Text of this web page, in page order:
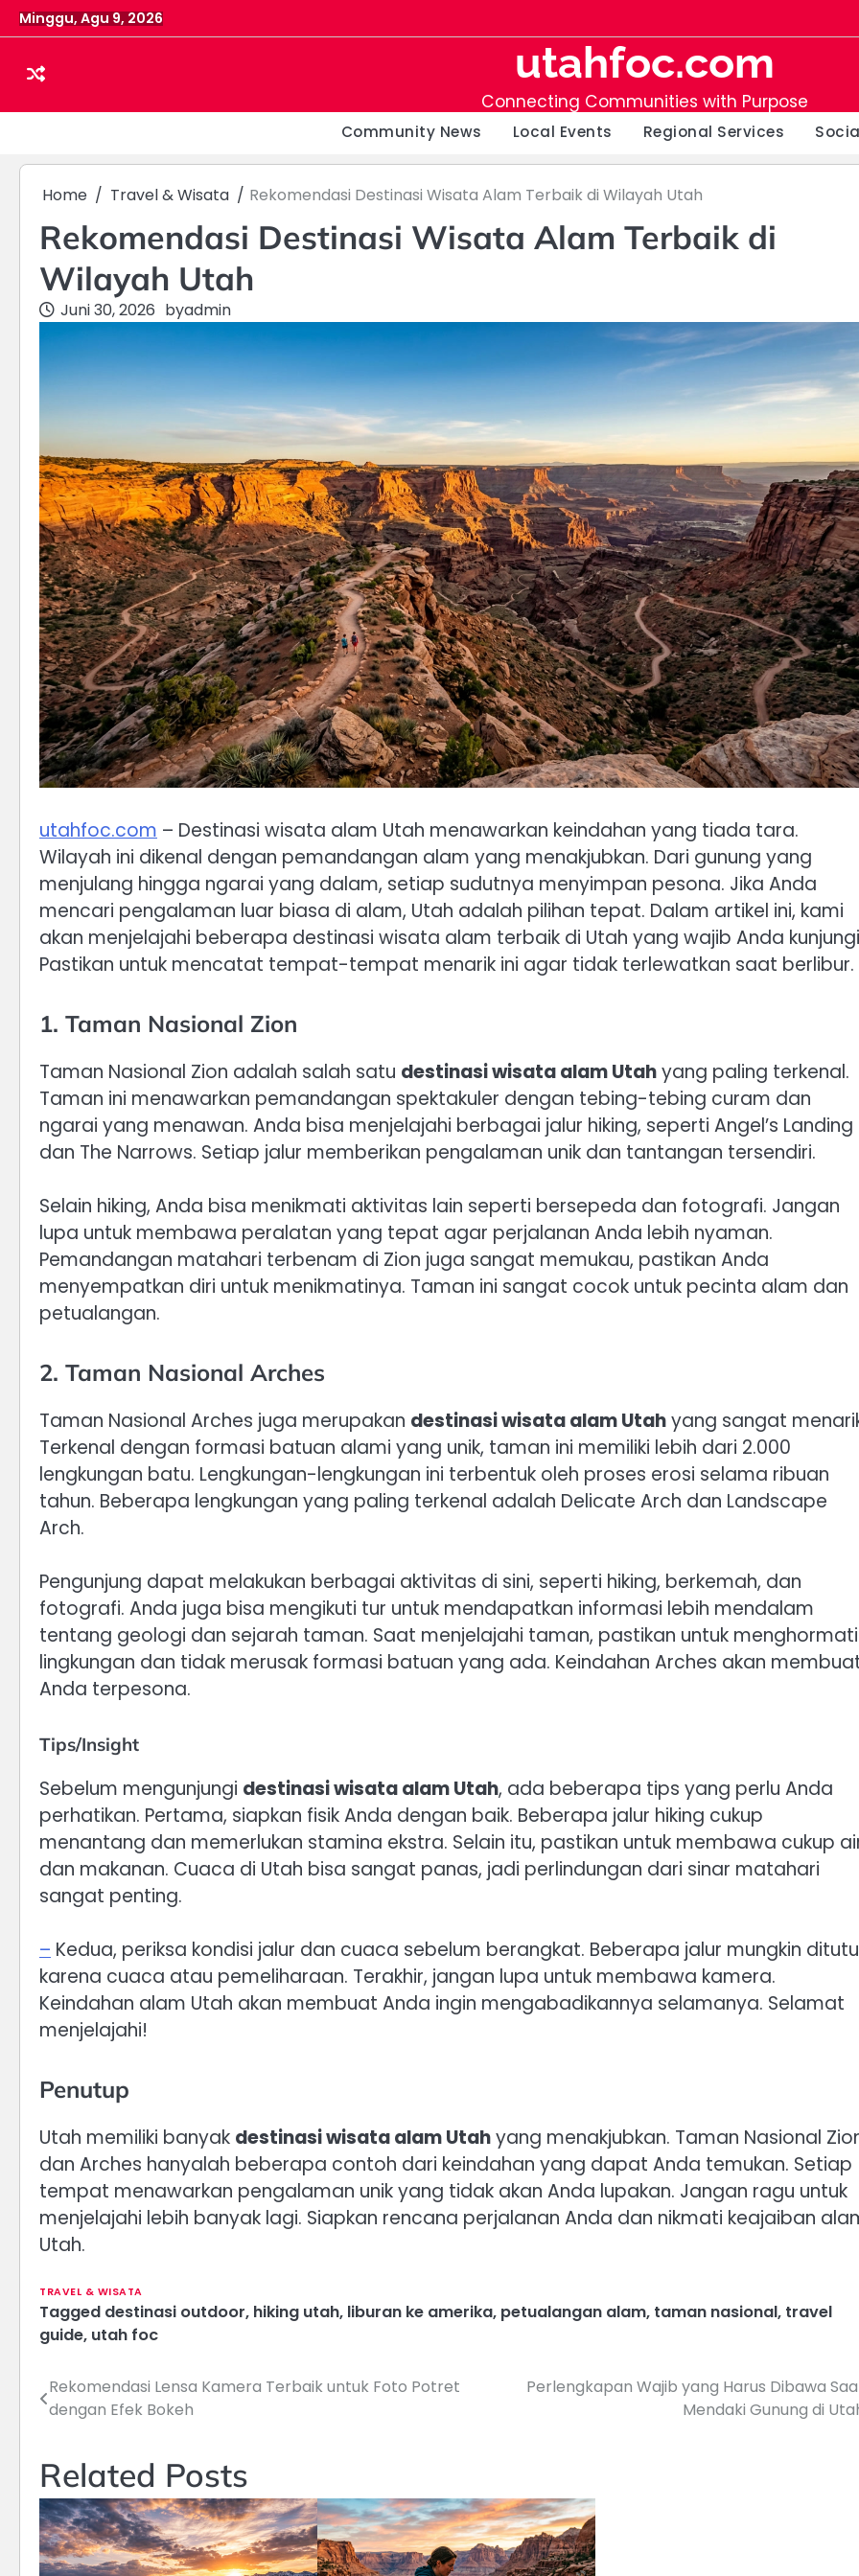
Skip
to
Minggu, Agu 9, 2026
utahfoc.com
Connecting Communities with Purpose
Community News Local Events Regional Services
Home Travel & Wisata Rekomendasi Destinasi Wisata Alam Terbaik di Wilayah Utah
Rekomendasi Destinasi Wisata Alam Terbaik di
Wilayah Utah
Juni 30, 2026 byadmin
utahfoc.com – Destinasi wisata alam Utah menawarkan keindahan yang tiada tara.
Wilayah ini dikenal dengan pemandangan alam yang menakjubkan. Dari gunung yang
menjulang hingga ngarai yang dalam, setiap sudutnya menyimpan pesona. Jika Anda
mencari pengalaman luar biasa di alam, Utah adalah pilihan tepat. Dalam artikel ini, kami
akan menjelajahi beberapa destinasi wisata alam terbaik di Utah yang wajib Anda
Pastikan untuk mencatat tempat-tempat menarik ini agar tidak terlewatkan saat berlibur.
1. Taman Nasional Zion
Taman Nasional Zion adalah salah satu destinasi wisata alam Utahyang paling terkenal.
Taman ini menawarkan pemandangan spektakuler dengan tebing-tebing curam dan
ngarai yang menawan. Anda bisa menjelajahi berbagai jalur hiking, seperti Angel’s Landing
dan The Narrows. Setiap jalur memberikan pengalaman unik dan tantangan tersendiri.
Selain hiking, Anda bisa menikmati aktivitas lain seperti bersepeda dan fotografi. Jangan
lupa untuk membawa peralatan yang tepat agar perjalanan Anda lebih nyaman.
Pemandangan matahari terbenam di Zion juga sangat memukau, pastikan Anda
menyempatkan diri untuk menikmatinya. Taman ini sangat cocok untuk pecinta alam dan
petualangan.
2. Taman Nasional Arches
Taman Nasional Arches juga merupakan destinasi wisata alam Utahyang sangat
Terkenal dengan formasi batuan alami yang unik, taman ini memiliki lebih dari 2.000
lengkungan batu. Lengkungan-lengkungan ini terbentuk oleh proses erosi selama ribuan
tahun. Beberapa lengkungan yang paling terkenal adalah Delicate Arch dan Landscape
Arch.
Pengunjung dapat melakukan berbagai aktivitas di sini, seperti hiking, berkemah, dan
fotografi. Anda juga bisa mengikuti tur untuk mendapatkan informasi lebih mendalam
tentang geologi dan sejarah taman. Saat menjelajahi taman, pastikan untuk menghormati
lingkungan dan tidak merusak formasi batuan yang ada. Keindahan Arches akan
Anda terpesona.
Tips/Insight
Sebelum mengunjungi destinasi wisata alam Utah, ada beberapa tips yang perlu Anda
perhatikan. Pertama, siapkan fisik Anda dengan baik. Beberapa jalur hiking cukup
menantang dan memerlukan stamina ekstra. Selain itu, pastikan untuk membawa cukup
dan makanan. Cuaca di Utah bisa sangat panas, jadi perlindungan dari sinar matahari
sangat penting.
– Kedua, periksa kondisi jalur dan cuaca sebelum berangkat. Beberapa jalur mungkin
karena cuaca atau pemeliharaan. Terakhir, jangan lupa untuk membawa kamera.
Keindahan alam Utah akan membuat Anda ingin mengabadikannya selamanya. Selamat
menjelajahi!
Penutup
Utah memiliki banyak destinasi wisata alam Utahyang menakjubkan. Taman Nasional
dan Arches hanyalah beberapa contoh dari keindahan yang dapat Anda temukan. Setiap
tempat menawarkan pengalaman unik yang tidak akan Anda lupakan. Jangan ragu untuk
menjelajahi lebih banyak lagi. Siapkan rencana perjalanan Anda dan nikmati keajaiban
Utah.
TRAVEL & WISATA
Tagged destinasi outdoor, hiking utah, liburan ke amerika, petualangan alam, taman nasional, travel
guide, utah foc
Navigasi
Rekomendasi Lensa Kamera Terbaik untuk Foto Potret
dengan Efek Bokeh
Perlengkapan Wajib yang Harus Dibawa
Mendaki Gunung di
Related Posts